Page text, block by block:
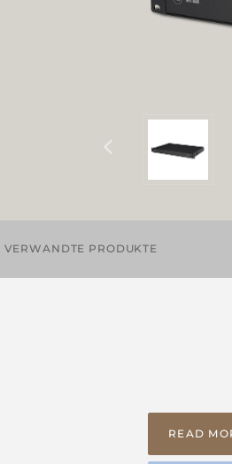
VERWANDTE PRODUKTE
READ